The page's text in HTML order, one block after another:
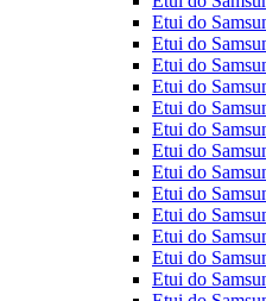
Etui do
Etui do
Etui do
Etui do
Etui do
Etui do
Etui do
Etui do
Etui do
Etui do
Etui do
Etui do
Etui do